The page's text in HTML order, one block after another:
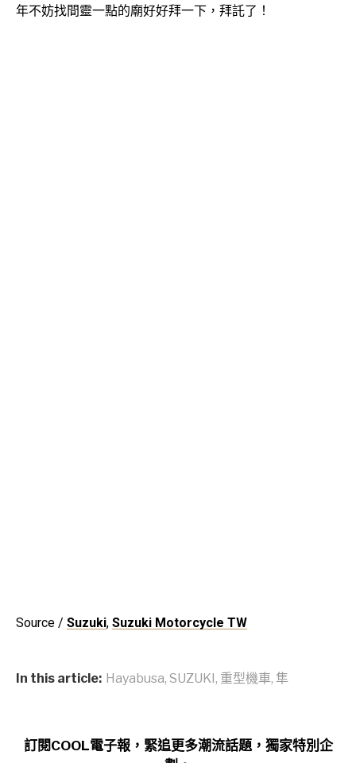
年不妨找間靈一點的廟好好拜一下，拜託了！
Source / Suzuki, Suzuki Motorcycle TW
In this article: Hayabusa, SUZUKI, 重型機車, 隼
訂閱COOL電子報，緊追更多潮流話題，獨家特別企